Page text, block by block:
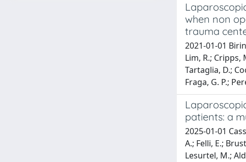
when non
trauma
2021-01-01
Lim, R.; Cripps,
Tartaglia, D.;
Fraga, G. P.;
patients: a
2025-01-01
A.; Felli, E.;
Lesurtel, M.;